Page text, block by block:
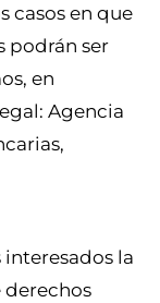
casos en que
podrán ser
en
Agencia
interesados la
derechos